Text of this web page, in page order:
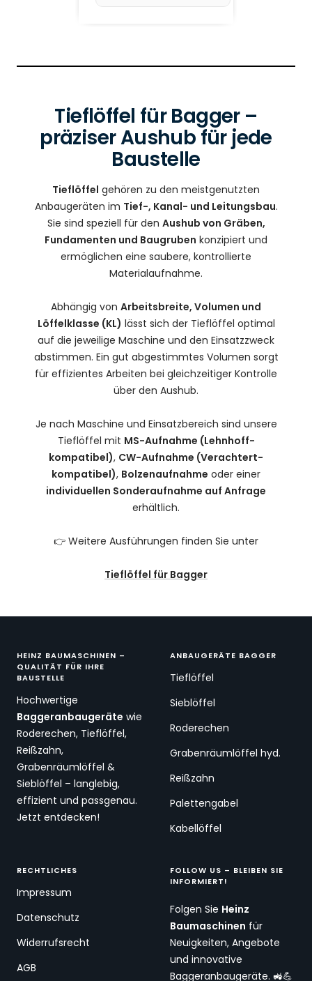
Tieflöffel für Bagger –
präziser Aushub für jede
Baustelle
Tieflöffel gehören zu den meistgenutzten
Anbaugeräten im Tief-, Kanal- und Leitungsbau.
Sie sind speziell für den Aushub von Gräben,
Fundamenten und Baugruben konzipiert und
ermöglichen eine saubere, kontrollierte
Materialaufnahme.
Abhängig von Arbeitsbreite, Volumen und
Löffelklasse (KL) lässt sich der Tieflöffel optimal
auf die jeweilige Maschine und den Einsatzzweck
abstimmen. Ein gut abgestimmtes Volumen sorgt
für effizientes Arbeiten bei gleichzeitiger Kontrolle
über den Aushub.
Je nach Maschine und Einsatzbereich sind unsere
Tieflöffel mit MS-Aufnahme (Lehnhoff-
kompatibel), CW-Aufnahme (Verachtert-
kompatibel), Bolzenaufnahme oder einer
individuellen Sonderaufnahme auf Anfrage
erhältlich.
👉 Weitere Ausführungen finden Sie unter
Tieflöffel für Bagger
HEINZ BAUMASCHINEN –
QUALITÄT FÜR IHRE
BAUSTELLE
Hochwertige
Baggeranbaugeräte wie
Roderechen, Tieflöffel,
Reißzahn,
Grabenräumlöffel &
Sieblöffel – langlebig,
effizient und passgenau.
Jetzt entdecken!
ANBAUGERÄTE BAGGER
Tieflöffel
Sieblöffel
Roderechen
Grabenräumlöffel hyd.
Reißzahn
Palettengabel
Kabellöffel
RECHTLICHES
Impressum
Datenschutz
Widerrufsrecht
AGB
FOLLOW US – BLEIBEN SIE
INFORMIERT!
Folgen Sie Heinz
Baumaschinen für
Neuigkeiten, Angebote
und innovative
Baggeranbaugeräte. 🚜💪